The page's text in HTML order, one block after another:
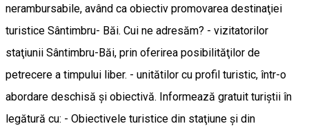
nerambursabile, având ca obiectiv promovarea destinaţiei
turistice Sântimbru- Băi. Cui ne adresăm? - vizitatorilor
staţiunii Sântimbru-Băi, prin oferirea posibilităţilor de
petrecere a timpului liber. - unitătilor cu profil turistic, într-o
abordare deschisă şi obiectivă. Informează gratuit turiştii în
legătură cu: - Obiectivele turistice din staţiune şi din